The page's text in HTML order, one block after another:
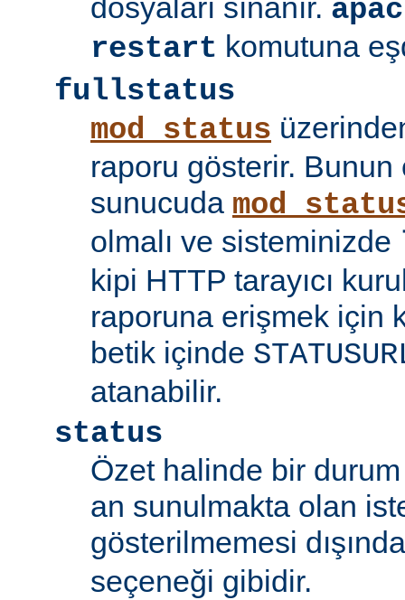
dosyaları sınanır.
restart komutuna
fullstatus
mod_status
raporu gösterir. Bunun
sunucuda
olmalı ve sisteminizde
kipi HTTP tarayıcı
raporuna erişmek için
betik içinde
atanabilir.
status
Özet halinde bir
an sunulmakta olan
gösterilmemesi
seçeneği gibidir.